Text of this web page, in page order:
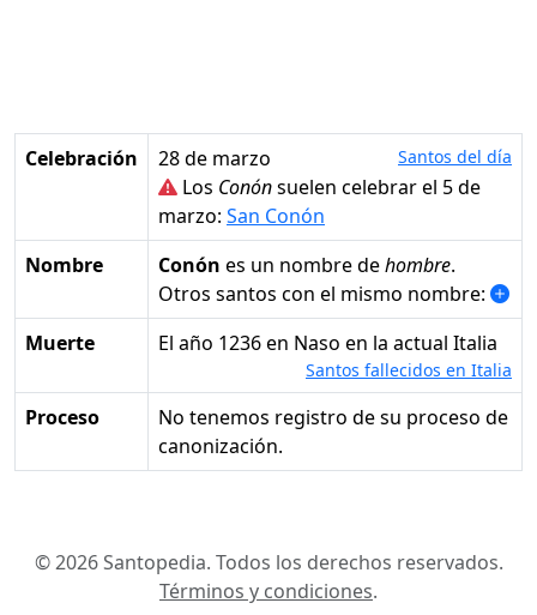
Celebración 28 de marzo Santos del día
Los Conónsuelen celebrar el 5 de
marzo: San Conón
Nombre
Conón es un nombre dehombre.
Otros santos con el mismo nombre:
Muerte
el año 1236 en Naso en la actual Italia
Santos fallecidos en Italia
Proceso
No tenemos registro de su proceso de
canonización.
© 2026 Santopedia. Todos los derechos reservados.
Términos y condiciones.